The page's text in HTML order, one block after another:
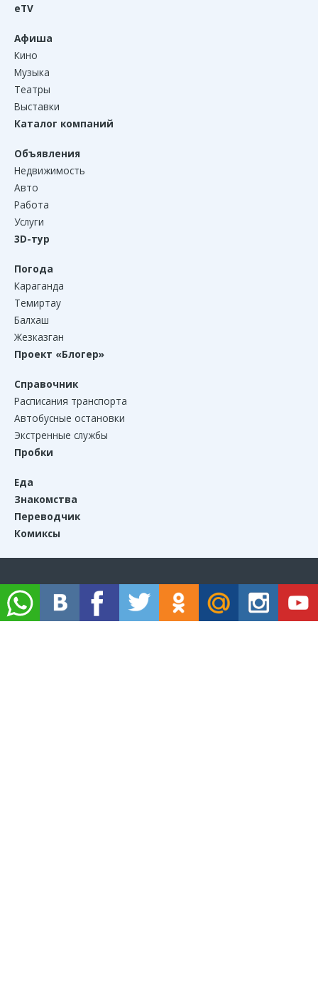
eTV
Афиша
Кино
Музыка
Театры
Выставки
Каталог компаний
Объявления
Недвижимость
Авто
Работа
Услуги
3D-тур
Погода
Караганда
Темиртау
Балхаш
Жезказган
Проект «Блогер»
Справочник
Расписания транспорта
Автобусные остановки
Экстренные службы
Пробки
Еда
Знакомства
Переводчик
Комиксы